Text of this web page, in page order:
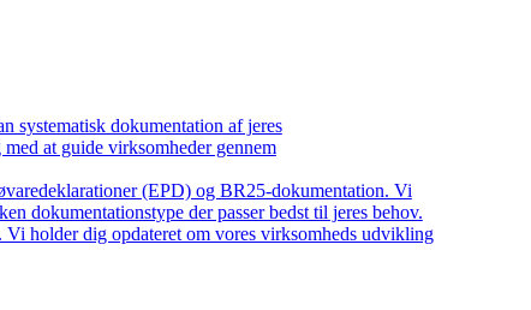
systematisk dokumentation af jeres
at guide virksomheder gennem
(EPD) og BR25-dokumentation. Vi
dokumentationstype der passer bedst til jeres behov.
holder dig opdateret om vores virksomheds udvikling